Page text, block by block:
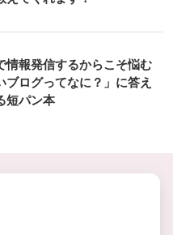
情報発信するからこそ悩む
ブログってなに？」に答え
短パン本